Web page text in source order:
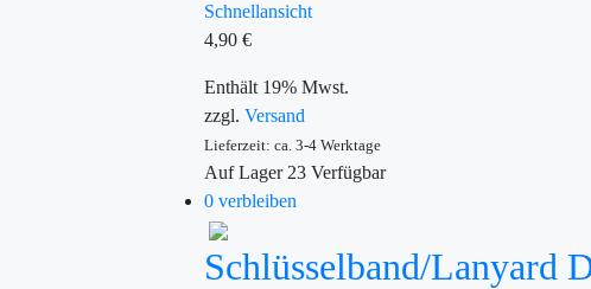
Schnellansicht
4,90 €
Enthält 19% Mwst.
zzgl. Versand
Lieferzeit: ca. 3-4 Werktage
Auf Lager23 Verfügbar
0 verbleiben
Schlüsselband/